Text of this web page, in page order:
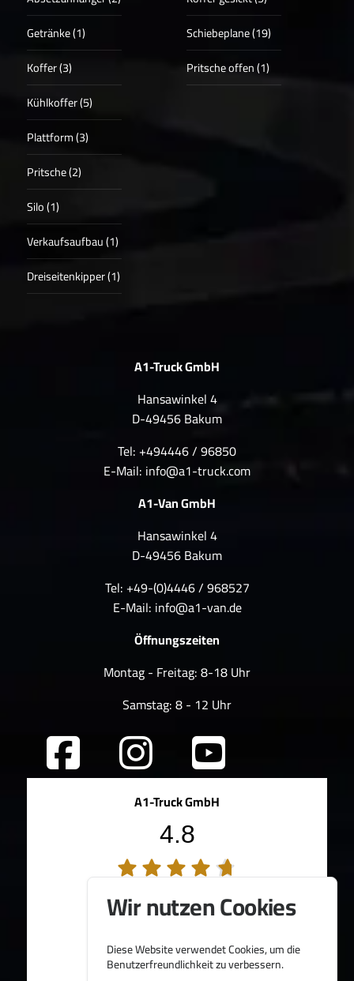
Getränke (1)
Koffer (3)
Kühlkoffer (5)
Plattform (3)
Pritsche (2)
Silo (1)
Verkaufsaufbau (1)
Dreiseitenkipper (1)
Schiebeplane (19)
Pritsche offen (1)
A1-Truck GmbH
Hansawinkel 4
D-49456 Bakum
Tel: +494446 / 96850
E-Mail: info@a1-truck.com
A1-Van GmbH
Hansawinkel 4
D-49456 Bakum
Tel: +49-(0)4446 / 968527
E-Mail: info@a1-van.de
Öffnungszeiten
Montag - Freitag: 8-18 Uhr
Samstag: 8 - 12 Uhr
A1-Truck GmbH
4.8
100%Weiterempfehlungen
Bereitgestellt von
Wir nutzen Cookies
Diese Website verwendet Cookies, um die
Benutzerfreundlichkeit zu verbessern.